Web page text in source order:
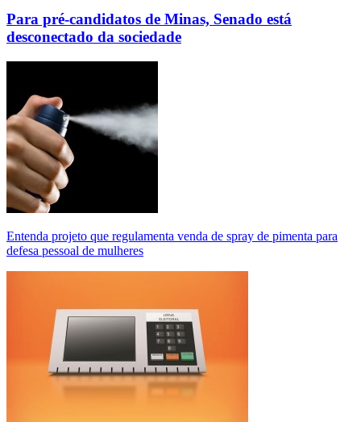
Para pré-candidatos de Minas, Senado está
desconectado da sociedade
Entenda projeto que regulamenta venda de spray de pimenta para
defesa pessoal de mulheres